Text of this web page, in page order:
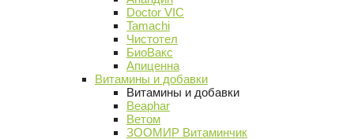
Doctor VIC
Tamachi
Чистотел
БиоВакс
Апиценна
Витамины и добавки
Витамины и добавки
Beaphar
Ветом
ЗООМИР Витаминчик